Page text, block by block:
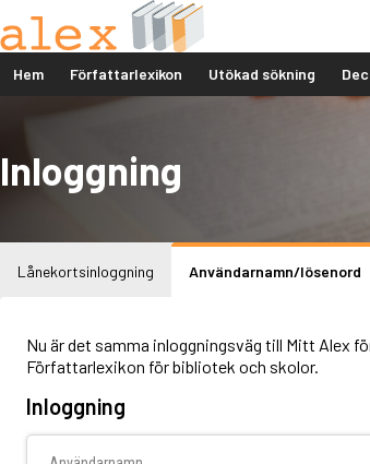
Hem Författarlexikon Utökad sökning
Inloggning
Lånekortsinloggning Användarnamn/lösenord
Nu är det samma inloggningsväg till Mitt Alex
Författarlexikon för bibliotek och skolor.
Inloggning